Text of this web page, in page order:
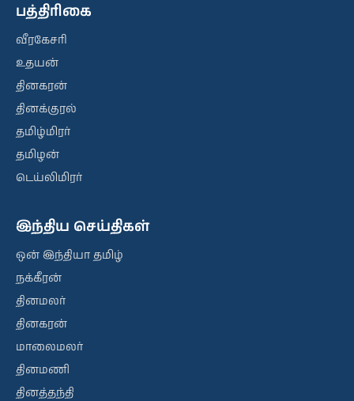
பத்திரிகை
வீரகேசரி
உதயன்
தினகரன்
தினக்குரல்
தமிழ்மிரர்
தமிழன்
டெய்லிமிரர்
இந்திய செய்திகள்
ஒன் இந்தியா தமிழ்
நக்கீரன்
தினமலர்
தினகரன்
மாலைமலர்
தினமணி
தினத்தந்தி